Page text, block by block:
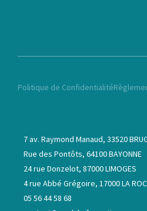
Politique de Confidentialité
7 av. Raymond Manaud, 33520
Rue des Pontôts, 64100 BAYONNE
24 rue Donzelot, 87000 LIMOGES
4 rue Abbé Grégoire, 17000 LA
05 56 44 58 68